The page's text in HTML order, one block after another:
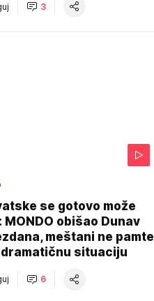
3
se gotovo može
MONDO obišao Dunav
meštani ne pamte
situaciju
6